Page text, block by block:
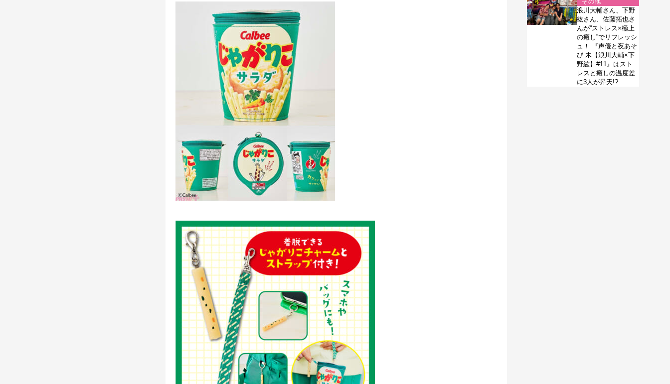
その他
浪川大輔さん、下野
紘さん、佐藤拓也さ
んが“ストレス×極上
の癒し”でリフレッシ
ュ！ 『声優と夜あそ
び 木【浪川大輔×下
野紘】#11』はスト
レスと癒しの温度差
に3人が昇天!?